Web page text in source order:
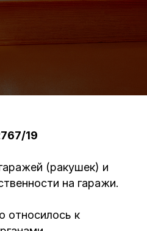
19
(ракушек) и
на гаражи.
относилось к